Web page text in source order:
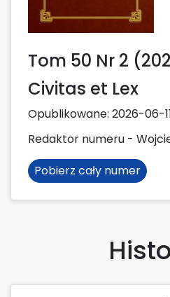
Tom 50 Nr 2
Civitas et Lex
Opublikowane: 2026-06-
Redaktor numeru -
Pobierz cały numer